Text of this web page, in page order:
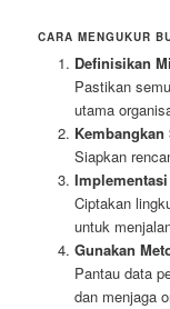
CARA MENGUKUR
Definisikan
Pastikan
utama
Siapkan
Ciptakan
untuk
Gunakan
Pantau data
dan menjaga